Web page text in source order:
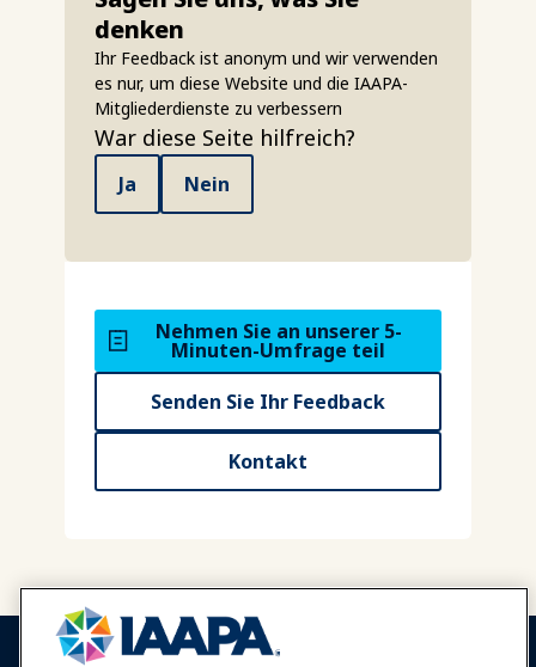
denken
Ihr Feedback ist anonym und wir verwenden
es nur, um diese Website und die IAAPA-
Mitgliederdienste zu verbessern
War diese Seite hilfreich?
Ja Nein
Nehmen Sie an unserer 5-
Minuten-Umfrage teil
Senden Sie Ihr Feedback
Kontakt